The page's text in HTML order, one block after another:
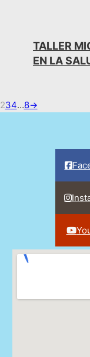
TALLER
EN LA
234…8→